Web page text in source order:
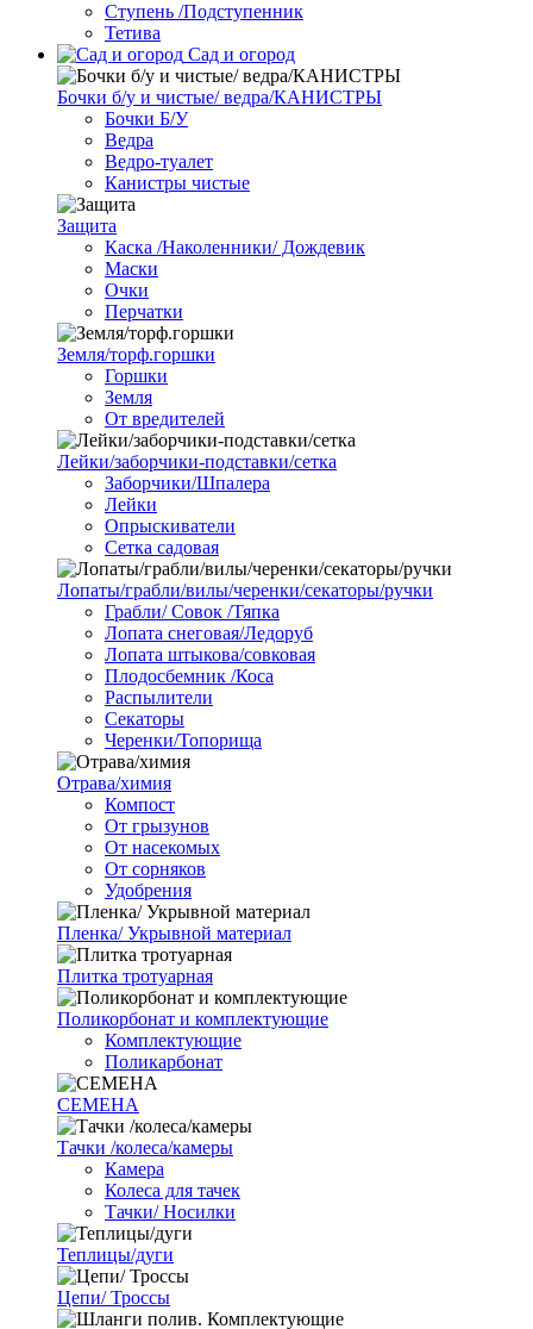
Ступень /Подступенник
Тетива
Сад и огород
Бочки б/у и чистые/ ведра/КАНИСТРЫ
Бочки Б/У
Ведра
Ведро-туалет
Канистры чистые
Защита
Каска /Наколенники/ Дождевик
Маски
Очки
Перчатки
Земля/торф.горшки
Горшки
Земля
От вредителей
Лейки/заборчики-подставки/сетка
Заборчики/Шпалера
Лейки
Опрыскиватели
Сетка садовая
Лопаты/грабли/вилы/черенки/секаторы/ручки
Грабли/ Совок /Тяпка
Лопата снеговая/Ледоруб
Лопата штыкова/совковая
Плодосбемник /Коса
Распылители
Секаторы
Черенки/Топорища
Отрава/химия
Компост
От грызунов
От насекомых
От сорняков
Удобрения
Пленка/ Укрывной материал
Плитка тротуарная
Поликорбонат и комплектующие
Комплектующие
Поликарбонат
СЕМЕНА
Тачки /колеса/камеры
Камера
Колеса для тачек
Тачки/ Носилки
Теплицы/дуги
Цепи/ Троссы